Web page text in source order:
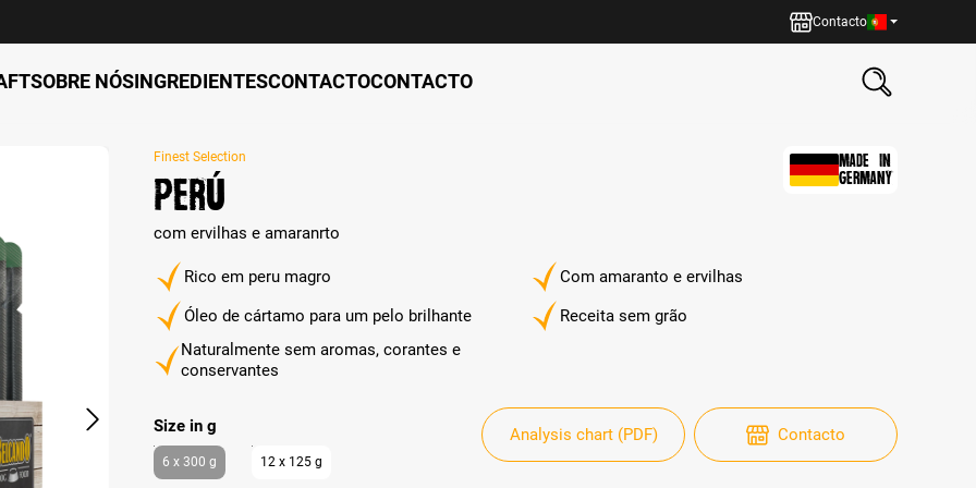
Contacto
SOBRE NÓSINGREDIENTESCONTACTOCONTACTO
Finest Selection
Perú
com ervilhas e amaranrto
MADE IN
GERMANY
Rico em peru magro
Com amaranto e ervilhas
Óleo de cártamo para um pelo brilhante
Receita sem grão
Naturalmente sem aromas, corantes e
conservantes
Size in gauswählen
6 x 300 g 12 x 125 g
Analysis chart (PDF) Contacto